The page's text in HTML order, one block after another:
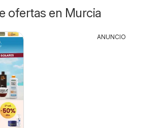
ofertas en Murcia
ANUNCIO